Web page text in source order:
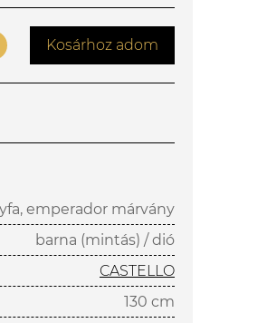
Kosárhoz adom
emperador márvány
barna (mintás) / dió
CASTELLO
130 cm